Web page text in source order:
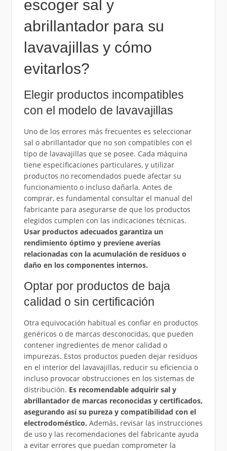
escoger sal y
abrillantador para su
lavavajillas y cómo
evitarlos?
Elegir productos incompatibles
con el modelo de lavavajillas
Uno de los errores más frecuentes es seleccionar
sal o abrillantador que no son compatibles con el
tipo de lavavajillas que se posee. Cada máquina
tiene especificaciones particulares, y utilizar
productos no recomendados puede afectar su
funcionamiento o incluso dañarla. Antes de
comprar, es fundamental consultar el manual del
fabricante para asegurarse de que los productos
elegidos cumplen con las indicaciones técnicas.
Usar productos adecuados garantiza un
rendimiento óptimo y previene averías
relacionadas con la acumulación de residuos o
daño en los componentes internos.
Optar por productos de baja
calidad o sin certificación
Otra equivocación habitual es confiar en productos
genéricos o de marcas desconocidas, que pueden
contener ingredientes de menor calidad o
impurezas. Estos productos pueden dejar residuos
en el interior del lavavajillas, reducir su eficiencia o
incluso provocar obstrucciones en los sistemas de
distribución. Es recomendable adquirir sal y
abrillantador de marcas reconocidas y certificados,
asegurando así su pureza y compatibilidad con el
electrodoméstico. Además, revisar las instrucciones
de uso y las recomendaciones del fabricante ayuda
a evitar errores que puedan comprometer la